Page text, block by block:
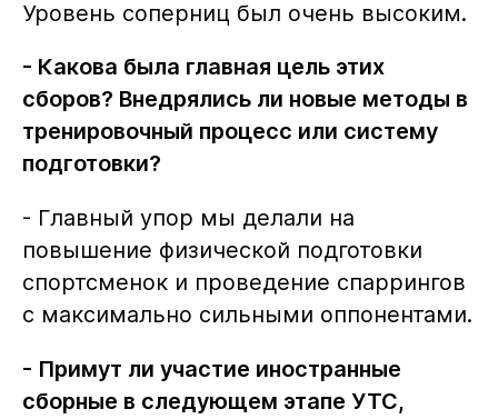
Уровень соперниц был очень высоким.
- Какова была главная цель этих
сборов? Внедрялись ли новые методы в
тренировочный процесс или систему
подготовки?
- Главный упор мы делали на
повышение физической подготовки
спортсменок и проведение спаррингов
с максимально сильными оппонентами.
- Примут ли участие иностранные
сборные в следующем этапе УТС,